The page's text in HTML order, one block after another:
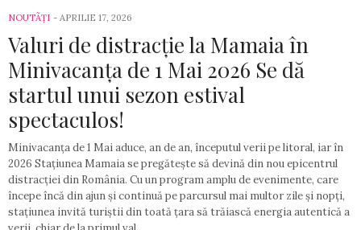
NOUTÃȚI - APRILIE 17, 2026
Valuri de distracție la Mamaia în
Minivacanța de 1 Mai 2026 Se dă
startul unui sezon estival
spectaculos!
Minivacanța de 1 Mai aduce, an de an, începutul verii pe litoral, iar în
2026 Stațiunea Mamaia se pregătește să devină din nou epicentrul
distracției din România. Cu un program amplu de evenimente, care
începe încă din ajun și continuă pe parcursul mai multor zile și nopți,
stațiunea invită turiștii din toată țara să trăiască energia autentică a